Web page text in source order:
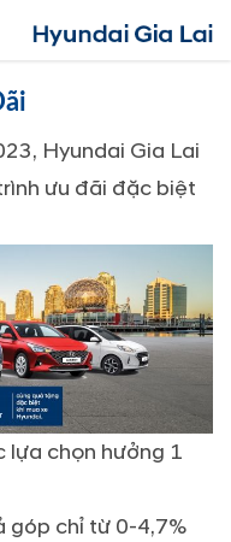
Hyundai Gia Lai
ưu đãi đặc biệt
lựa chọn hưởng 1
góp chỉ từ 0-4,7%